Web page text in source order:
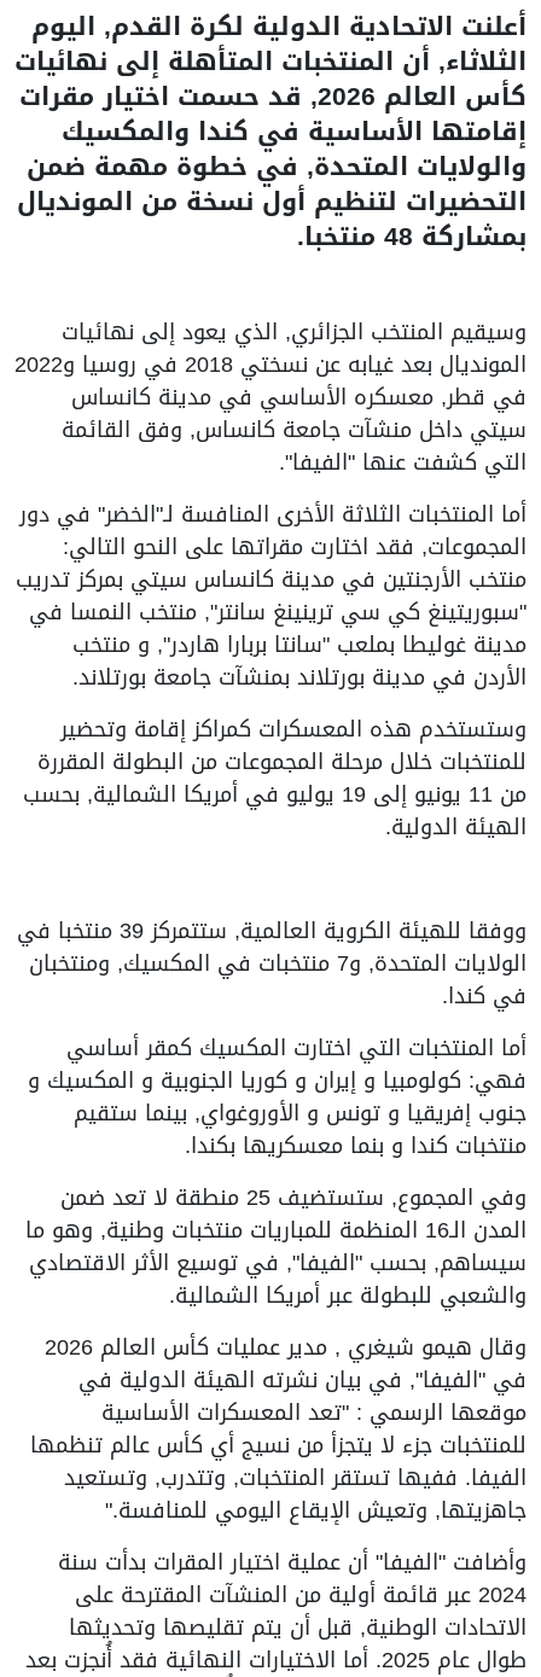
أعلنت الاتحادية الدولية لكرة القدم, اليوم
الثلاثاء, أن المنتخبات المتأهلة إلى نهائيات
كأس العالم 2026, قد حسمت اختيار مقرات
إقامتها الأساسية في كندا والمكسيك
والولايات المتحدة, في خطوة مهمة ضمن
التحضيرات لتنظيم أول نسخة من المونديال
بمشاركة 48 منتخبا.
وسيقيم المنتخب الجزائري, الذي يعود إلى نهائيات
المونديال بعد غيابه عن نسختي 2018 في روسيا و2022
في قطر, معسكره الأساسي في مدينة كانساس
سيتي داخل منشآت جامعة كانساس, وفق القائمة
التي كشفت عنها "الفيفا".
أما المنتخبات الثلاثة الأخرى المنافسة لـ"الخضر" في دور
المجموعات, فقد اختارت مقراتها على النحو التالي:
منتخب الأرجنتين في مدينة كانساس سيتي بمركز تدريب
"سبوريتينغ كي سي ترينينغ سانتر", منتخب النمسا في
مدينة غوليطا بملعب "سانتا بربارا هاردر", و منتخب
الأردن في مدينة بورتلاند بمنشآت جامعة بورتلاند.
وستستخدم هذه المعسكرات كمراكز إقامة وتحضير
للمنتخبات خلال مرحلة المجموعات من البطولة المقررة
من 11 يونيو إلى 19 يوليو في أمريكا الشمالية, بحسب
الهيئة الدولية.
ووفقا للهيئة الكروية العالمية, ستتمركز 39 منتخبا في
الولايات المتحدة, و7 منتخبات في المكسيك, ومنتخبان
في كندا.
أما المنتخبات التي اختارت المكسيك كمقر أساسي
فهي: كولومبيا و إيران و كوريا الجنوبية و المكسيك و
جنوب إفريقيا و تونس و الأوروغواي, بينما ستقيم
منتخبات كندا و بنما معسكريها بكندا.
وفي المجموع, ستستضيف 25 منطقة لا تعد ضمن
المدن الـ16 المنظمة للمباريات منتخبات وطنية, وهو ما
سيساهم, بحسب "الفيفا", في توسيع الأثر الاقتصادي
والشعبي للبطولة عبر أمريكا الشمالية.
وقال هيمو شيغري , مدير عمليات كأس العالم 2026
في "الفيفا", في بيان نشرته الهيئة الدولية في
موقعها الرسمي : "تعد المعسكرات الأساسية
للمنتخبات جزء لا يتجزأ من نسيج أي كأس عالم تنظمها
الفيفا. ففيها تستقر المنتخبات, وتتدرب, وتستعيد
جاهزيتها, وتعيش الإيقاع اليومي للمنافسة."
وأضافت "الفيفا" أن عملية اختيار المقرات بدأت سنة
2024 عبر قائمة أولية من المنشآت المقترحة على
الاتحادات الوطنية, قبل أن يتم تقليصها وتحديثها
طوال عام 2025. أما الاختيارات النهائية فقد أُنجزت بعد